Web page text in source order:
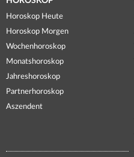
Horoskop Heute
Horoskop Morgen
Wochenhoroskop
Monatshoroskop
Jahreshoroskop
Partnerhoroskop
Aszendent